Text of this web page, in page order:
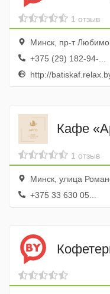
1 отзыв
Минск, пр-т
+375 (29) 182-94-...
http://
Кафе
1 отзыв
Минск, улица
+375 33 630 05...